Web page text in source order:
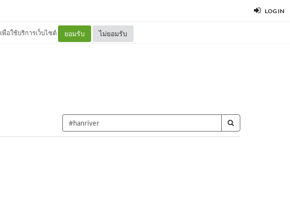
LOG IN
เพื่อใช้บริการเว็บไซต์ ยอมรับ ไม่ยอมรับ